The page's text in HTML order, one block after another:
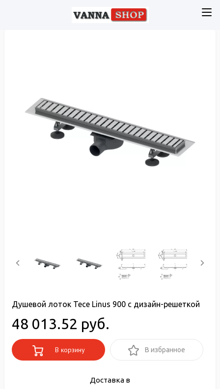
Душевой лоток Tece Linus 900 c дизайн-решеткой
48 013.52 руб.
В корзину В избранное
Доставка в